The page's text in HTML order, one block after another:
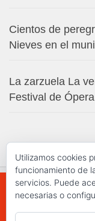
Cientos de
Nieves en el
La zarzuela La
Festival de
Utilizamos cookies
funcionamiento de
servicios. Puede
necesarias o